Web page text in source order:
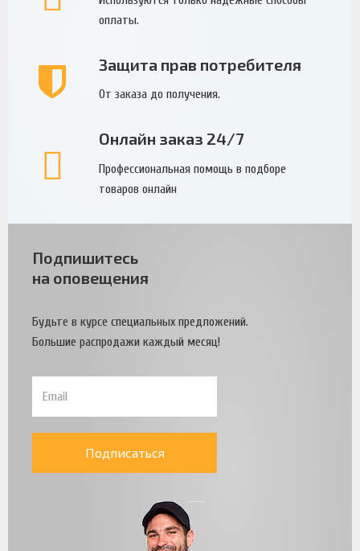
оплаты.
Защита прав потребителя
От заказа до получения.
Онлайн заказ 24/7
Профессиональная помощь в подборе
товаров онлайн
Подпишитесь
на оповещения
Будьте в курсе специальных предложений.
Большие распродажи каждый месяц!
Подписаться